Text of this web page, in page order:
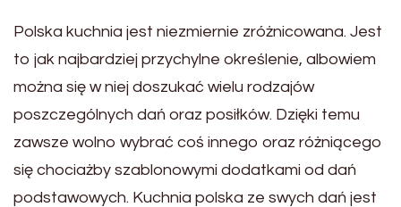
Polska kuchnia jest niezmiernie zróżnicowana. Jest
to jak najbardziej przychylne określenie, albowiem
można się w niej doszukać wielu rodzajów
poszczególnych dań oraz posiłków. Dzięki temu
zawsze wolno wybrać coś innego oraz różniącego
się chociażby szablonowymi dodatkami od dań
podstawowych. Kuchnia polska ze swych dań jest